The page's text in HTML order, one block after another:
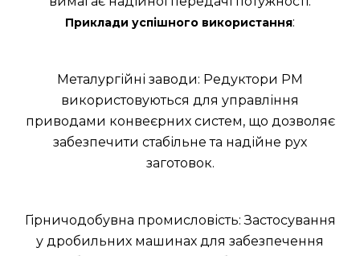
Приклади успішного використання:
Металургійні заводи: Редуктори РМ
використовуються для управління
приводами конвеєрних систем, що дозволяє
забезпечити стабільне та надійне рух
заготовок.
Гірничодобувна промисловість: Застосування
у дробильних машинах для забезпечення